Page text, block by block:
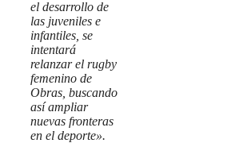
el desarrollo de
las juveniles e
infantiles, se
intentará
relanzar el rugby
femenino de
Obras, buscando
así ampliar
nuevas fronteras
en el deporte».